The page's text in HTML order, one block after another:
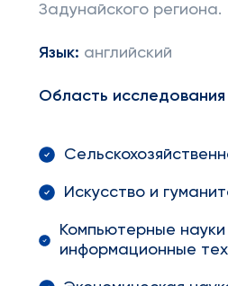
Задунайского региона.
Язык: английский
Область исследования
Искусство и
Компьютерные науки
информационные